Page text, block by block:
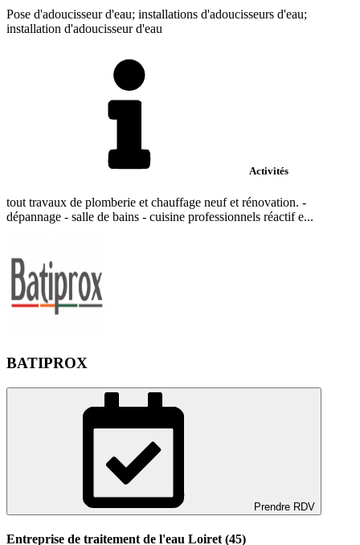
Pose d'adoucisseur d'eau; installations d'adoucisseurs d'eau;
installation d'adoucisseur d'eau
Activités
tout travaux de plomberie et chauffage neuf et rénovation. -
dépannage - salle de bains - cuisine professionnels réactif e...
BATIPROX
Prendre RDV
Entreprise de traitement de l'eau Loiret (45)